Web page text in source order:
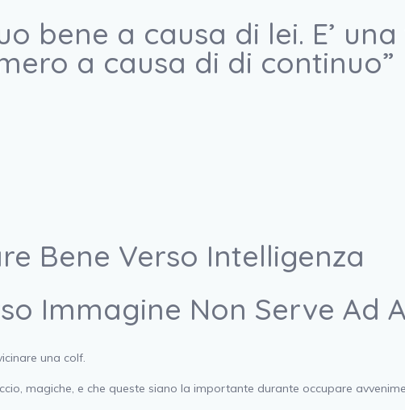
bene a causa di lei. E’
a causa di di continuo”
Bene Verso Intelligenza
Immagine Non Serve Ad
una colf.
magiche, e che queste siano la importante durante occupare